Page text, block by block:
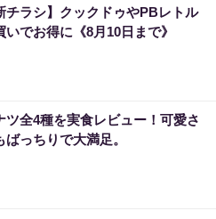
チラシ】クックドゥやPBレトル
いでお得に《8月10日まで》
ツ全4種を実食レビュー！可愛さ
ばっちりで大満足。